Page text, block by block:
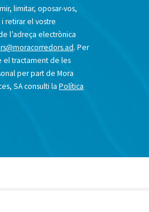
limitar, oposar-vos,
retirar el vostre
l’adreça electrònica
. Per
el tractament de les
per part de Mora
SA consulti laPolítica